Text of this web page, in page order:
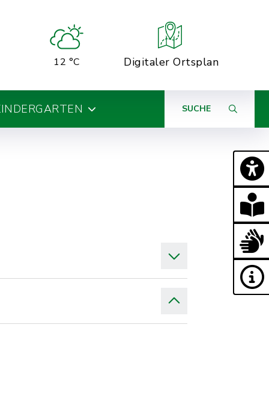
12 °C Digitaler Ortsplan
SUCHE